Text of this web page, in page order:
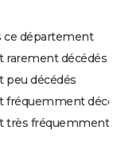
ce département
rarement décédés
peu décédés
fréquemment
très fréquemment